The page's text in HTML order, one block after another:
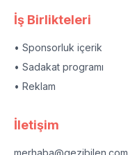
İş Birlikteleri
• Sponsorluk içerik
• Sadakat programı
• Reklam
İletişim